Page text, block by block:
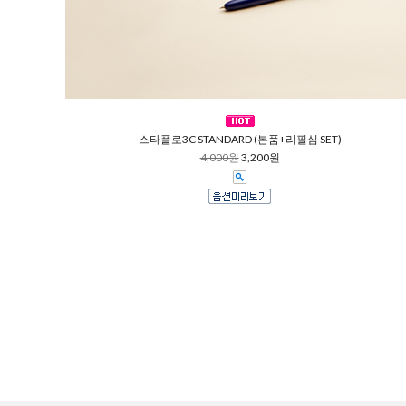
스타플로3C STANDARD (본품+리필심 SET)
4,000원3,200원